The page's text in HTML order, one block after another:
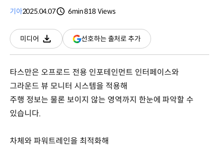
기아2025.04.07
6min818 Views
미디어
다운로드
선호하는 출처로 추가(새
창
타스만은 오프로드 전용 인포테인먼트 인터페이스와
그라운드 뷰 모니터 시스템을 적용해
주행 정보는 물론 보이지 않는 영역까지 한눈에 파악할 수
있습니다.
차체와 파워트레인을 최적화해